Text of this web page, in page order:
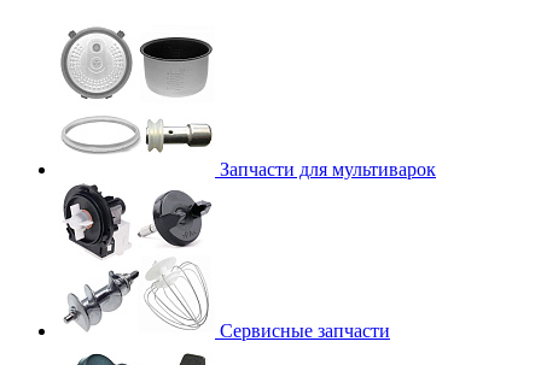
Запчасти для мультиварок
Сервисные запчасти